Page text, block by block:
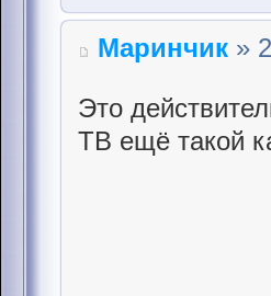
Маринчик »
Это
ТВ ещё такой